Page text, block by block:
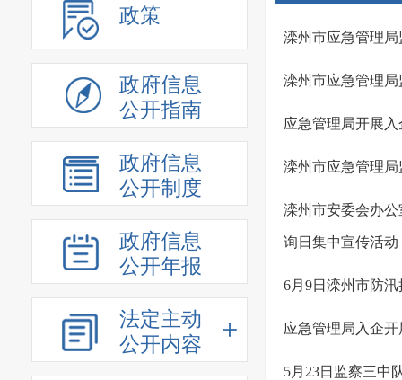
政策
政府信息
公开指南
政府信息
公开制度
政府信息
公开年报
法定主动
公开内容
滦州市应急管理
滦州市应急管理
应急管理局开展
滦州市应急管理
滦州市安委会办
询日集中宣传活动
6月9日滦州市防
应急管理局入企
5月23日监察三中